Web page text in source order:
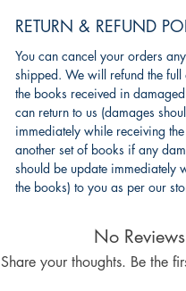
RETURN & REFUND
You can cancel your orders
shipped. We will refund the full
the books received in
can return to us (damages
immediately while receiving
another set of books if any
should be update immediately
the books) to you as per our
No
Share your thoughts. Be the